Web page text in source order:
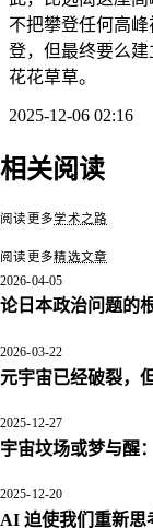
不把攀登任何高
登，但最终要么
花花草草。
2025-12-06 02:16
相关阅读
阅读更多学术之路
哲学家如何度过一
（可收听播客）
阅读更多精选文章
2026-04-05
论日本政治问题的
2026-03-22
元宇宙已经破裂，
2025-12-27
宇宙坟场或梦与醒
2025-12-20
AI 迫使我们重新思